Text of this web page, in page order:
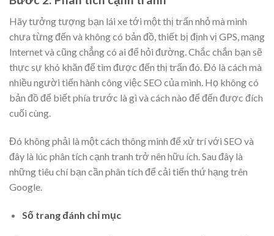
Hãy tưởng tượng bạn lái xe tới một thị trấn nhỏ mà mình
chưa từng đến và không có bản đồ, thiết bị định vị GPS, mạng
Internet và cũng chẳng có ai để hỏi đường. Chắc chắn bạn sẽ
thực sự khó khăn để tìm được đến thị trấn đó. Đó là cách mà
nhiều người tiến hành công việc SEO của mình. Họ không có
bản đồ để biết phía trước là gì và cách nào để đến được đích
cuối cùng.
Đó không phải là một cách thông minh để xử trí với SEO và
đây là lúc phân tích cạnh tranh trở nên hữu ích. Sau đây là
những tiêu chí bạn cần phân tích để cải tiến thứ hạng trên
Google.
Số trang đánh chỉ mục